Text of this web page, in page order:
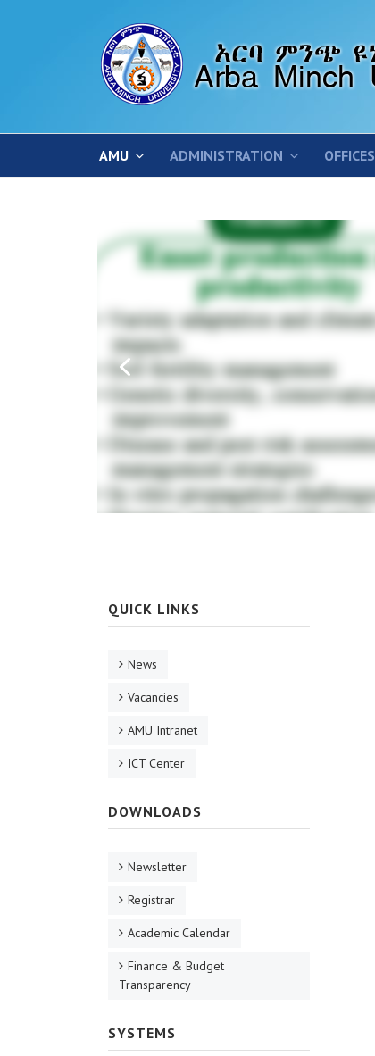
AMU ADMINISTRATION OFFICES
QUICK LINKS
News
Vacancies
AMU Intranet
ICT Center
DOWNLOADS
Newsletter
Registrar
Academic Calendar
Finance & Budget
Transparency
SYSTEMS